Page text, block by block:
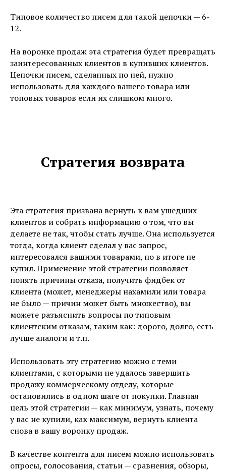
Типовое количество писем для такой цепочки — 6-
12.
На воронке продаж эта стратегия будет превращать
заинтересованных клиентов в купивших клиентов.
Цепочки писем, сделанных по ней, нужно
использовать для каждого вашего товара или
топовых товаров если их слишком много.
Стратегия возврата
Эта стратегия призвана вернуть к вам ушедших
клиентов и собрать информацию о том, что вы
делаете не так, чтобы стать лучше. Она используется
тогда, когда клиент сделал у вас запрос,
интересовался вашими товарами, но в итоге не
купил. Применение этой стратегии позволяет
понять причины отказа, получить фидбек от
клиента (может, менеджеры нахамили или товара
не было — причин может быть множество), вы
можете разъяснить вопросы по типовым
клиентским отказам, таким как: дорого, долго, есть
лучше аналоги и т.п.
Использовать эту стратегию можно с теми
клиентами, с которыми не удалось завершить
продажу коммерческому отделу, которые
остановились в одном шаге от покупки. Главная
цель этой стратегии — как минимум, узнать, почему
у вас не купили, как максимум, вернуть клиента
снова в вашу воронку продаж.
В качестве контента для писем можно использовать
опросы, голосования, статьи — сравнения, обзоры,